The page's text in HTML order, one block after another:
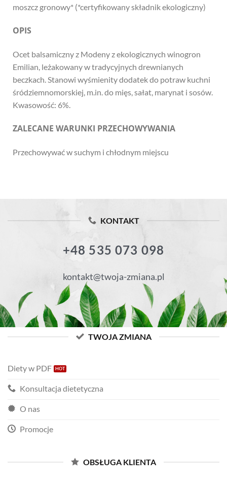
moszcz gronowy* (*certyfikowany składnik ekologiczny)
OPIS
Ocet balsamiczny z Modeny z ekologicznych winogron
Emilian, leżakowany w tradycyjnych drewnianych
beczkach. Stanowi wyśmienity dodatek do potraw kuchni
śródziemnomorskiej, m.in. do mięs, sałat, marynat i sosów.
Kwasowość: 6%.
ZALECANE WARUNKI PRZECHOWYWANIA
Przechowywać w suchym i chłodnym miejscu
KONTAKT
+48 535 073 098
kontakt@twoja-zmiana.pl
TWOJA ZMIANA
Diety w PDF
Konsultacja dietetyczna
O nas
Promocje
OBSŁUGA KLIENTA